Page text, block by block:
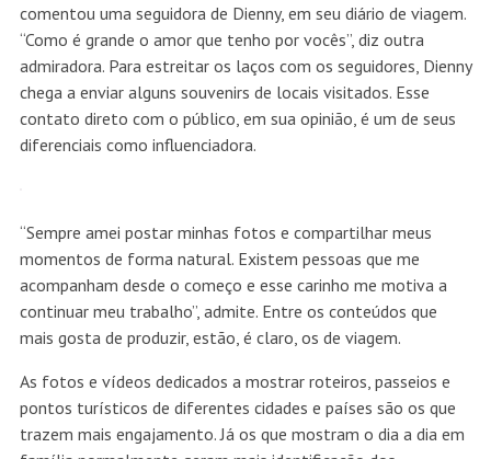
comentou uma seguidora de Dienny, em seu diário de viagem.
“Como é grande o amor que tenho por vocês”, diz outra
admiradora. Para estreitar os laços com os seguidores, Dienny
chega a enviar alguns souvenirs de locais visitados. Esse
contato direto com o público, em sua opinião, é um de seus
diferenciais como influenciadora.
“Sempre amei postar minhas fotos e compartilhar meus
momentos de forma natural. Existem pessoas que me
acompanham desde o começo e esse carinho me motiva a
continuar meu trabalho”, admite. Entre os conteúdos que
mais gosta de produzir, estão, é claro, os de viagem.
As fotos e vídeos dedicados a mostrar roteiros, passeios e
pontos turísticos de diferentes cidades e países são os que
trazem mais engajamento. Já os que mostram o dia a dia em